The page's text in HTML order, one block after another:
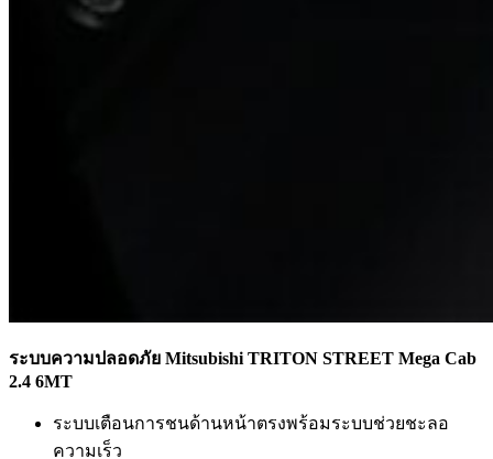
ระบบความปลอดภัย Mitsubishi TRITON STREET Mega Cab
2.4 6MT
ระบบเตือนการชนด้านหน้าตรงพร้อมระบบช่วยชะลอ
ความเร็ว